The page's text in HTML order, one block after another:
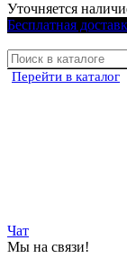
Уточняется
Бесплатная
Перейти в каталог
Чат
Мы на связи!